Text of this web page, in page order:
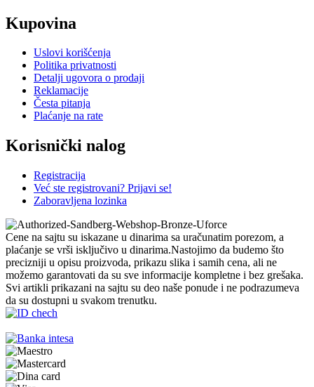
Kupovina
Uslovi korišćenja
Politika privatnosti
Detalji ugovora o prodaji
Reklamacije
Česta pitanja
Plaćanje na rate
Korisnički nalog
Registracija
Već ste registrovani? Prijavi se!
Zaboravljena lozinka
Cene na sajtu su iskazane u dinarima sa uračunatim porezom, a
plaćanje se vrši isključivo u dinarima.Nastojimo da budemo što
precizniji u opisu proizvoda, prikazu slika i samih cena, ali ne
možemo garantovati da su sve informacije kompletne i bez grešaka.
Svi artikli prikazani na sajtu su deo naše ponude i ne podrazumeva
da su dostupni u svakom trenutku.